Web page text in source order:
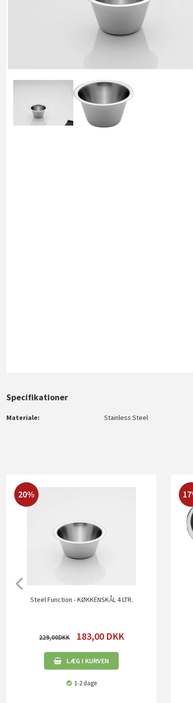
Specifikationer
Materiale Stainless Steel
20%
Steel Function - KØKKENSKÅL 4 LTR.
229,00 183,00 DKK
LÆG I KURVEN
1-2 dage